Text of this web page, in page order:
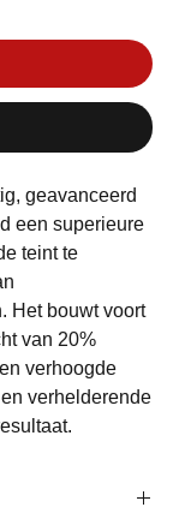
geavanceerd
een superieure
teint te
Het bouwt voort
van 20%
verhoogde
verhelderende